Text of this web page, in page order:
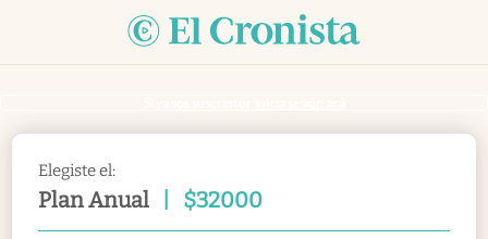
Elegiste el:
Plan Anual $32000